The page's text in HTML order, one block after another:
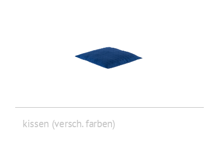
kissen (versch. farben)